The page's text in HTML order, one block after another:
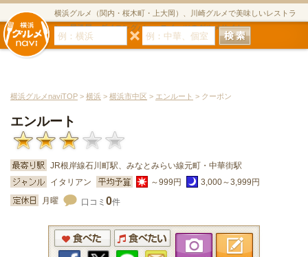
横浜グルメ（関内・桜木町・上大岡）、川崎グルメで美味しいレストラ
ン・居酒屋・ダイニングバー・スイーツのグルメサイト
横浜グルメnaviTOP > 横浜 > 横浜市中区 > エンルート > クーポン
エンルート
JR根岸線石川町駅、みなとみらい線元町・中華街駅
イタリアン
～999円
3,000～3,999円
月曜
口コミ 0件